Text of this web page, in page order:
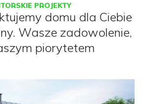
PROJEKTY
domu dla Ciebie
Wasze zadowolenie,
piorytetem